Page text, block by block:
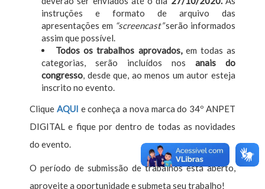
instruções e formato de arquivo das
apresentações em “screencast”serão informados
assim que possível.
Todos os trabalhos aprovados,em todas as
categorias, serão incluídos nos anais do
congresso, desde que, ao menos um autor esteja
inscrito no evento.
Clique AQUI e conheça a nova marca do 34º ANPET
DIGITAL e fique por dentro de todas as novidades
do evento.
O período de submissão de trabalhos está aberto,
aproveite a oportunidade e submeta seu trabalho!